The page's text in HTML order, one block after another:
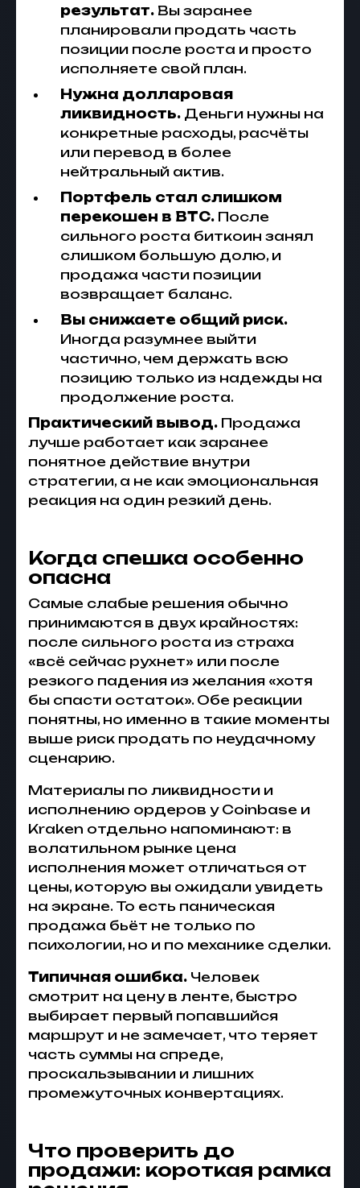
результат. Вы заранее
планировали продать часть
позиции после роста и просто
исполняете свой план.
Нужна долларовая
ликвидность. Деньги нужны на
конкретные расходы, расчёты
или перевод в более
нейтральный актив.
Портфель стал слишком
перекошен в BTC. После
сильного роста биткоин занял
слишком большую долю, и
продажа части позиции
возвращает баланс.
Вы снижаете общий риск.
Иногда разумнее выйти
частично, чем держать всю
позицию только из надежды на
продолжение роста.
Практический вывод. Продажа
лучше работает как заранее
понятное действие внутри
стратегии, а не как эмоциональная
реакция на один резкий день.
Когда спешка особенно
опасна
Самые слабые решения обычно
принимаются в двух крайностях:
после сильного роста из страха
«всё сейчас рухнет» или после
резкого падения из желания «хотя
бы спасти остаток». Обе реакции
понятны, но именно в такие моменты
выше риск продать по неудачному
сценарию.
Материалы по ликвидности и
исполнению ордеров у Coinbase и
Kraken отдельно напоминают: в
волатильном рынке цена
исполнения может отличаться от
цены, которую вы ожидали увидеть
на экране. То есть паническая
продажа бьёт не только по
психологии, но и по механике сделки.
Типичная ошибка. Человек
смотрит на цену в ленте, быстро
выбирает первый попавшийся
маршрут и не замечает, что теряет
часть суммы на спреде,
проскальзывании и лишних
промежуточных конвертациях.
Что проверить до
продажи: короткая рамка